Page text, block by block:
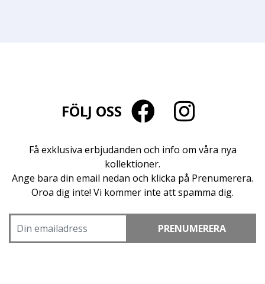
FÖLJ OSS
Få exklusiva erbjudanden och info om våra nya
kollektioner.
Ange bara din email nedan och klicka på Prenumerera.
Oroa dig inte! Vi kommer inte att spamma dig.
PRENUMERERA